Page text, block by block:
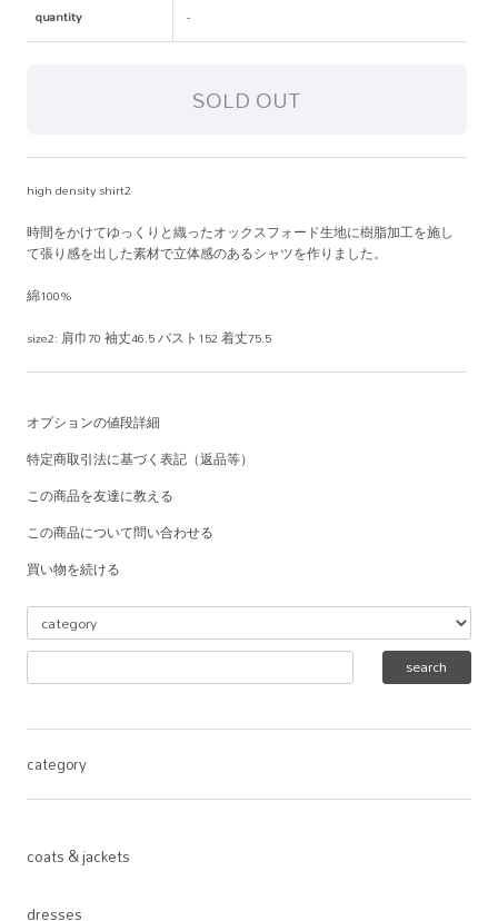
quantity -
high density shirt2
時間をかけてゆっくりと織ったオックスフォード生地に樹脂加工を施し
て張り感を出した素材で立体感のあるシャツを作りました。
綿100%
size2: 肩巾70 袖丈46.5 バスト152 着丈75.5
オプションの値段詳細
特定商取引法に基づく表記（返品等）
この商品を友達に教える
この商品について問い合わせる
買い物を続ける
category
coats & jackets